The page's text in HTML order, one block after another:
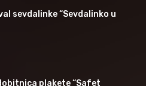
sevdalinke “Sevdalinko u
plakete “Safet